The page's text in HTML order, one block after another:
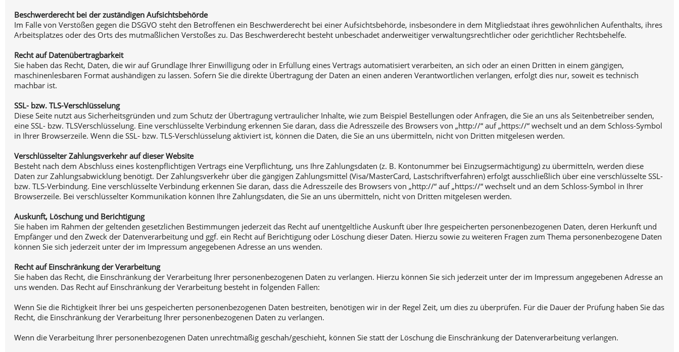
Beschwerderecht bei der zuständigen Aufsichtsbehörde
Im Falle von Verstößen gegen die DSGVO steht den Betroffenen ein Beschwerderecht bei einer Aufsichtsbehörde, insbesondere in dem Mitgliedstaat ihres gewöhnlichen Aufenthalts, ihres
Arbeitsplatzes oder des Orts des mutmaßlichen Verstoßes zu. Das Beschwerderecht besteht unbeschadet anderweitiger verwaltungsrechtlicher oder gerichtlicher Rechtsbehelfe.
Recht auf Datenübertragbarkeit
Sie haben das Recht, Daten, die wir auf Grundlage Ihrer Einwilligung oder in Erfüllung eines Vertrags automatisiert verarbeiten, an sich oder an einen Dritten in einem gängigen,
maschinenlesbaren Format aushändigen zu lassen. Sofern Sie die direkte Übertragung der Daten an einen anderen Verantwortlichen verlangen, erfolgt dies nur, soweit es technisch
machbar ist.
SSL- bzw. TLS-Verschlüsselung
Diese Seite nutzt aus Sicherheitsgründen und zum Schutz der Übertragung vertraulicher Inhalte, wie zum Beispiel Bestellungen oder Anfragen, die Sie an uns als Seitenbetreiber senden,
eine SSL- bzw. TLSVerschlüsselung. Eine verschlüsselte Verbindung erkennen Sie daran, dass die Adresszeile des Browsers von „http://“ auf „https://“ wechselt und an dem Schloss-Symbol
in Ihrer Browserzeile. Wenn die SSL- bzw. TLS-Verschlüsselung aktiviert ist, können die Daten, die Sie an uns übermitteln, nicht von Dritten mitgelesen werden.
Verschlüsselter Zahlungsverkehr auf dieser Website
Besteht nach dem Abschluss eines kostenpflichtigen Vertrags eine Verpflichtung, uns Ihre Zahlungsdaten (z. B. Kontonummer bei Einzugsermächtigung) zu übermitteln, werden diese
Daten zur Zahlungsabwicklung benötigt. Der Zahlungsverkehr über die gängigen Zahlungsmittel (Visa/MasterCard, Lastschriftverfahren) erfolgt ausschließlich über eine verschlüsselte SSL-
bzw. TLS-Verbindung. Eine verschlüsselte Verbindung erkennen Sie daran, dass die Adresszeile des Browsers von „http://“ auf „https://“ wechselt und an dem Schloss-Symbol in Ihrer
Browserzeile. Bei verschlüsselter Kommunikation können Ihre Zahlungsdaten, die Sie an uns übermitteln, nicht von Dritten mitgelesen werden.
Auskunft, Löschung und Berichtigung
Sie haben im Rahmen der geltenden gesetzlichen Bestimmungen jederzeit das Recht auf unentgeltliche Auskunft über Ihre gespeicherten personenbezogenen Daten, deren Herkunft und
Empfänger und den Zweck der Datenverarbeitung und ggf. ein Recht auf Berichtigung oder Löschung dieser Daten. Hierzu sowie zu weiteren Fragen zum Thema personenbezogene Daten
können Sie sich jederzeit unter der im Impressum angegebenen Adresse an uns wenden.
Recht auf Einschränkung der Verarbeitung
Sie haben das Recht, die Einschränkung der Verarbeitung Ihrer personenbezogenen Daten zu verlangen. Hierzu können Sie sich jederzeit unter der im Impressum angegebenen Adresse an
uns wenden. Das Recht auf Einschränkung der Verarbeitung besteht in folgenden Fällen:
Wenn Sie die Richtigkeit Ihrer bei uns gespeicherten personenbezogenen Daten bestreiten, benötigen wir in der Regel Zeit, um dies zu überprüfen. Für die Dauer der Prüfung haben Sie das
Recht, die Einschränkung der Verarbeitung Ihrer personenbezogenen Daten zu verlangen.
Wenn die Verarbeitung Ihrer personenbezogenen Daten unrechtmäßig geschah/geschieht, können Sie statt der Löschung die Einschränkung der Datenverarbeitung verlangen.